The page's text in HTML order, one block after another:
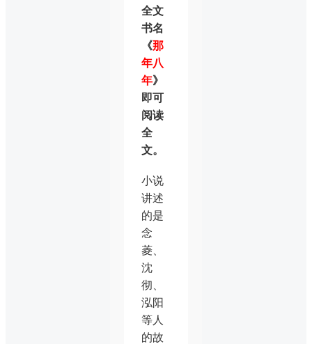
全文
书名
《那
年八
年》
即可
阅读
全
文。
小说
讲述
的是
念
菱、
沈
彻、
泓阳
等人
的故